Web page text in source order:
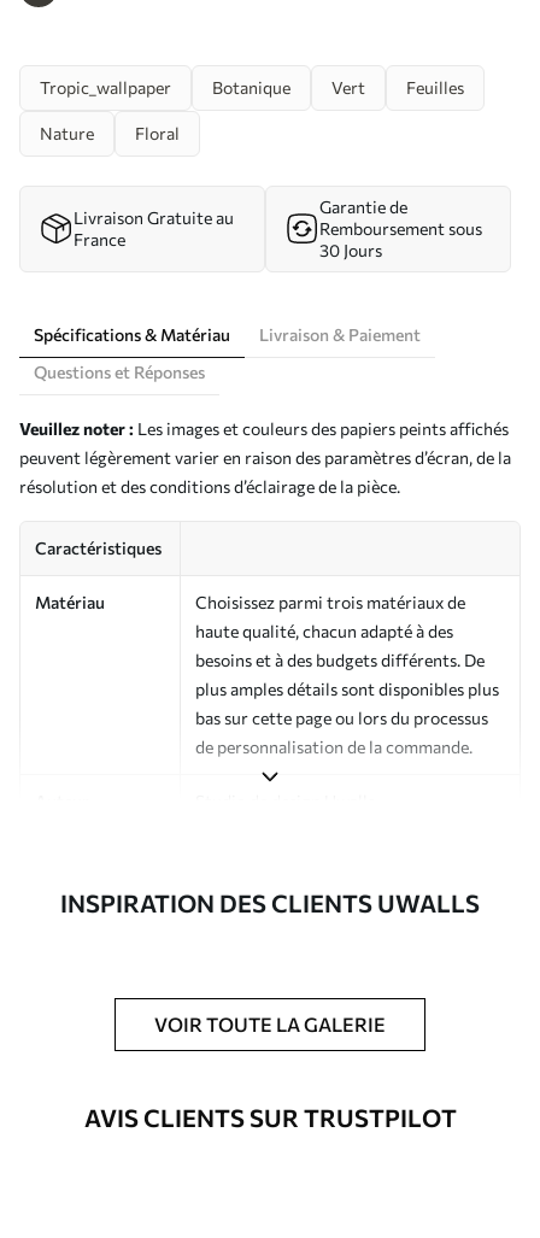
Tropic_wallpaper Botanique Vert Feuilles
Nature Floral
Livraison Gratuite au
France
Garantie de
Remboursement sous
30 Jours
Spécifications & Matériau
Livraison & Paiement
Questions et Réponses
Veuillez noter : Les images et couleurs des papiers peints affichés
peuvent légèrement varier en raison des paramètres d’écran, de la
résolution et des conditions d’éclairage de la pièce.
Caractéristiques
Matériau
Choisissez parmi trois matériaux de
haute qualité, chacun adapté à des
besoins et à des budgets différents. De
plus amples détails sont disponibles plus
bas sur cette page ou lors du processus
de personnalisation de la commande.
Finition Semi-mate
Vernis protecteur et/ou colle pour
Nettoyage
Nettoyage doux avec une éponge. Les
INSPIRATION DES CLIENTS UWALLS
VOIR TOUTE LA GALERIE
AVIS CLIENTS SUR TRUSTPILOT